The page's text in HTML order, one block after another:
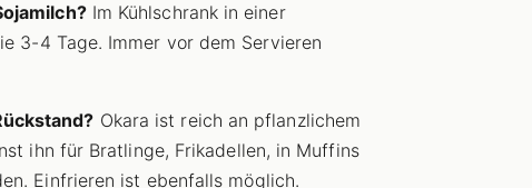
Im Kühlschrank in einer
3-4 Tage. Immer vor dem Servieren
Okara ist reich an pflanzlichem
ihn für Bratlinge, Frikadellen, in Muffins
Einfrieren ist ebenfalls möglich.